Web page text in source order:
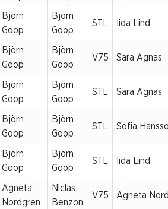
Björn
Goop
Björn
Goop
STL Iida Lind
Björn
Goop
Björn
Goop
V75 Sara Agnas
Björn
Goop
Björn
Goop
STL Sara Agnas
Björn
Goop
Björn
Goop
STL Sofia
Björn
Goop
Björn
Goop
STL Iida Lind
Agneta
Nordgren
Niclas
Benzon
V75 Agneta